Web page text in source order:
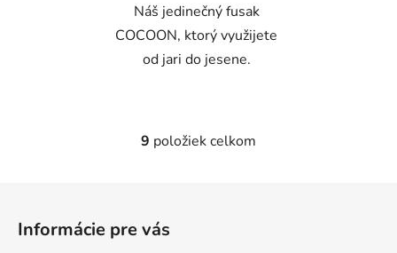
Náš jedinečný fusak
COCOON, ktorý využijete
od jari do jesene.
O
9 položiek celkom
Informácie pre vás